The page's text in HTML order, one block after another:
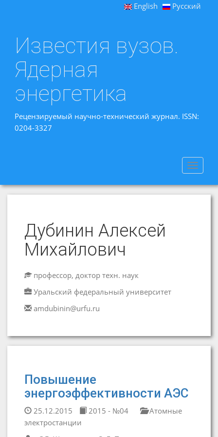
English Русский
Известия вузов.
Ядерная
энергетика
Рецензируемый научно-технический журнал. ISSN:
0204-3327
Toggle
Дубинин Алексей
Михайлович
профессор, доктор техн. наук
Уральский федеральный университет
amdubinin@urfu.ru
Повышение
энергоэффективности АЭС
25.12.2015 2015 - №04
Атомные
электростанции